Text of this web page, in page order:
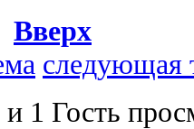
Вверх
следующая
1 Гость